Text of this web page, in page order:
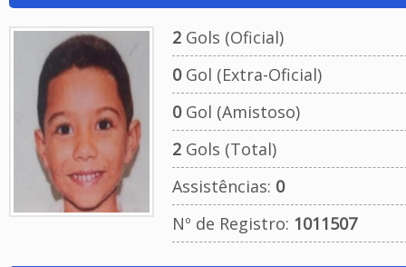
2Gols (Oficial)
0Gol (Extra-Oficial)
0Gol (Amistoso)
2Gols (Total)
Assistências: 0
Nº de Registro: 1011507